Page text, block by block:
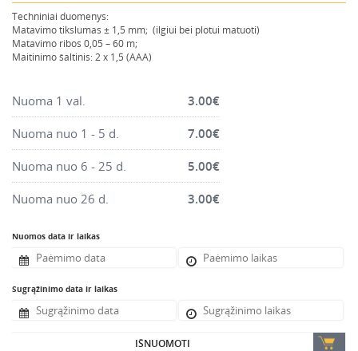
Montavimo instrumentai
Pneumatika
Pastoliai, bokšteliai, stelažai, tvoros, statramščiai,
Plytelių, blokelių, polistirolo pjovimo įrankiai
Rankiniai sodo ir buities įrankiai
Santechnikos įrankiai
Šildytuvai, kaloriferiai, kondicionieriai, jonizatoriai
Sodo ir miško įranga
Viniakaliai, kabiakalės, šaudykliai
Techniniai duomenys:
Matavimo tikslumas ± 1,5 mm; (ilgiui bei plotui matuoti)
Matavimo ribos 0,05 – 60 m;
Maitinimo šaltinis: 2 x 1,5 (AAA)
Nuoma 1 val. 3.00€
Nuoma nuo 1 - 5 d. 7.00€
Nuoma nuo 6 - 25 d. 5.00€
Nuoma nuo 26 d. 3.00€
Nuomos data ir laikas
Sugrąžinimo data ir laikas
IŠNUOMOTI